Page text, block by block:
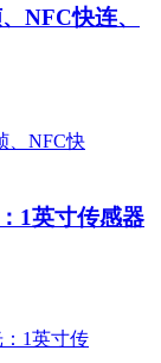
NFC快连、
1英寸传感器